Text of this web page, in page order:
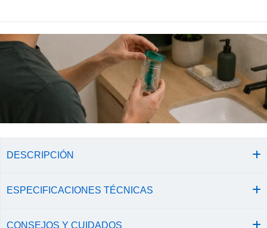
DESCRIPCIÓN
ESPECIFICACIONES TÉCNICAS
CONSEJOS Y CUIDADOS